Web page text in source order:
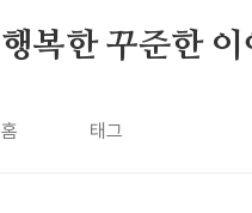
행복한 꾸준한 이
홈 태그